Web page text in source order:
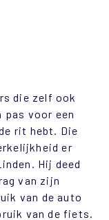
die zelf ook
pas voor een
rit hebt. Die
er
Hij deed
van zijn
van de auto
van de fiets.